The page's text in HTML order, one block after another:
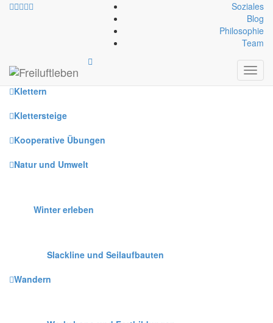
Soziales
Blog
Philosophie
Team
Canyoning
Klettern
Klettersteige
Kooperative Übungen
Natur und Umwelt
Winter erleben
Slackline und Seilaufbauten
Wandern